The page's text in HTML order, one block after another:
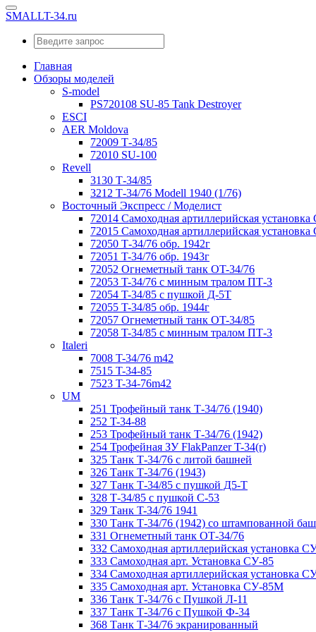
SMALLT-34.ru
Главная
Обзоры моделей
S-model
PS720108 SU-85 Tank Destroyer
ESCI
AER Moldova
72009 Т-34/85
72010 SU-100
Revell
3130 Т-34/85
3212 Т-34/76 Modell 1940 (1/76)
Восточный Экспресс / Моделист
72014 Самоходная артиллерийская
72015 Самоходная артиллерийская
72050 Т-34/76 обр. 1942г
72051 T-34/76 обр. 1943г
72052 Огнеметный танк OT-34/76
72053 T-34/76 с минным тралом ПТ-3
72054 T-34/85 с пушкой Д-5Т
72055 T-34/85 обр. 1944г
72057 Огнеметный танк ОT-34/85
72058 T-34/85 с минным тралом ПТ-3
Italeri
7008 T-34/76 m42
7515 T-34-85
7523 T-34-76m42
UM
251 Трофейный танк Т-34/76 (1940)
252 T-34-88
253 Трофейный танк Т-34/76 (1942)
254 Трофейная ЗУ FlakPanzer T-34(r)
325 Танк Т-34/76 с литой башней
326 Танк Т-34/76 (1943)
327 Танк Т-34/85 с пушкой Д5-Т
328 Т-34/85 с пушкой С-53
329 Танк T-34/76 1941
330 Танк Т-34/76 (1942) со штампованной
331 Огнеметный танк ОТ-34/76
332 Самоходная артиллерийская установка
333 Самоходная арт. Установка СУ-85
334 Самоходная артиллерийская установка
335 Самоходная арт. Установка СУ-85М
336 Танк Т-34/76 с Пушкой Л-11
337 Танк Т-34/76 с Пушкой Ф-34
368 Танк Т-34/76 экранированный